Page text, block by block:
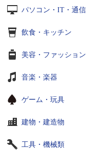
パソコン・IT・通信
飲食・キッチン
美容・ファッション
音楽・楽器
ゲーム・玩具
建物・建造物
工具・機械類